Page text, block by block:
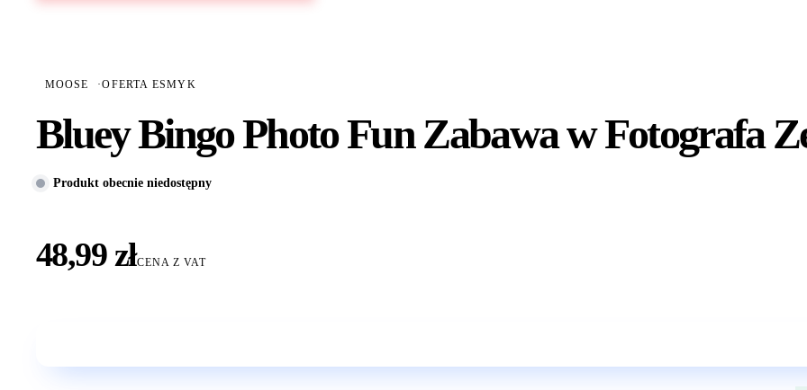
MOOSE ·OFERTA ESMYK
Bluey Bingo Photo Fun Zabawa w Fotografa
Produkt obecnie niedostępny
48,99 złCENA Z VAT